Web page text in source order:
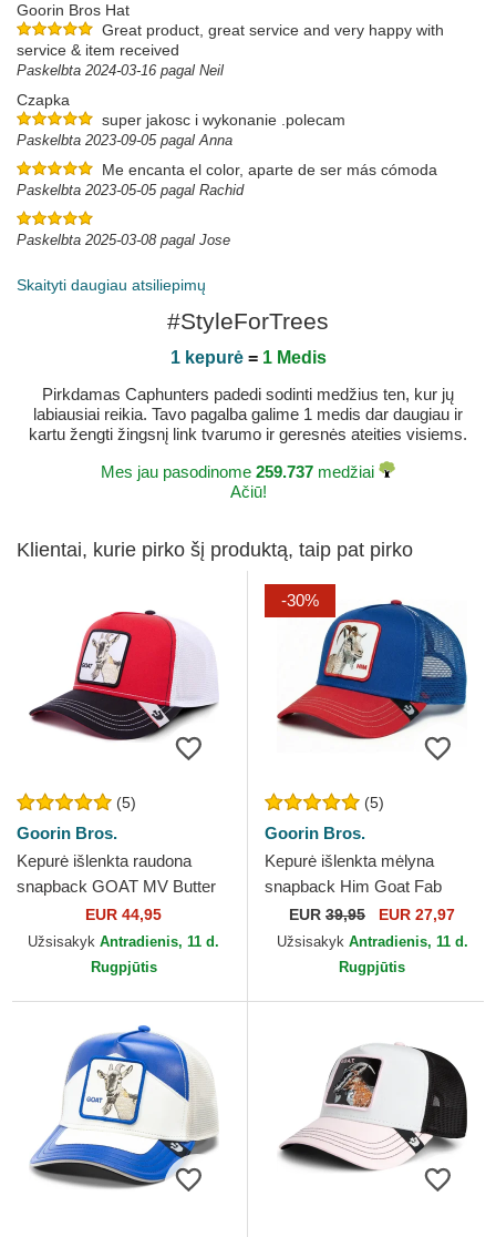
Goorin Bros Hat
Great product, great service and very happy with
service & item received
Paskelbta 2024-03-16 pagal Neil
Czapka
super jakosc i wykonanie .polecam
Paskelbta 2023-09-05 pagal Anna
Me encanta el color, aparte de ser más cómoda
Paskelbta 2023-05-05 pagal Rachid
Paskelbta 2025-03-08 pagal Jose
Skaityti daugiau atsiliepimų
#StyleForTrees
1 kepurė= 1 Medis
Pirkdamas Caphunters padedi sodinti medžius ten, kur jų
labiausiai reikia. Tavo pagalba galime 1 medis dar daugiau ir
kartu žengti žingsnį link tvarumo ir geresnės ateities visiems.
Mes jau pasodinome 259.737 medžiai
Ačiū!
Klientai, kurie pirko šį produktą, taip pat pirko
(5)
Goorin Bros.
Kepurė išlenkta raudona
snapback GOAT MV Butter
The Farm MVP The Farm
Goorin Bros.
EUR 44,95
Užsisakyk Antradienis, 11 d.
Rugpjūtis
-30%
(5)
Goorin Bros.
Kepurė išlenkta mėlyna
snapback Him Goat Fab
Farm The Farm Goorin Bros.
EUR 39,95 EUR 27,97
Užsisakyk Antradienis, 11 d.
Rugpjūtis